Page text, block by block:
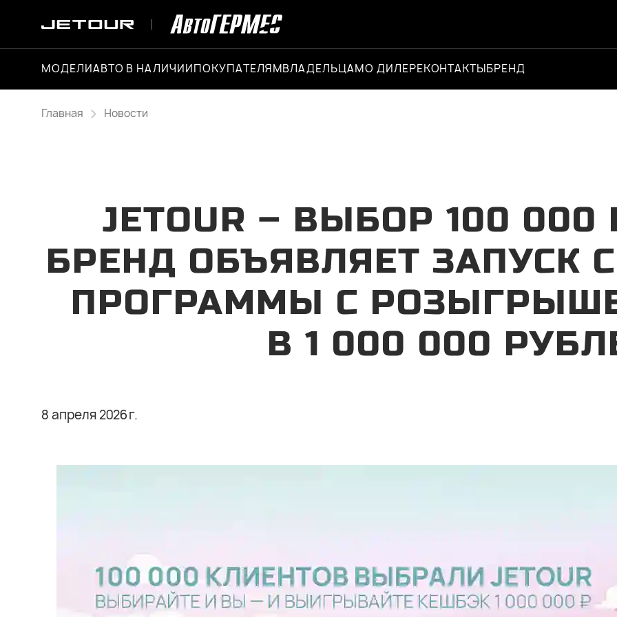
МОДЕЛИАВТО В НАЛИЧИИПОКУПАТЕЛЯМВЛАДЕЛЬЦАМО ДИЛЕРЕКОНТАКТЫБРЕНД
Главная Новости
JETOUR – ВЫБОР 100
БРЕНД ОБЪЯВЛЯЕТ ЗАПУСК
ПРОГРАММЫ С
В 1 000 000
8 апреля 2026 г.